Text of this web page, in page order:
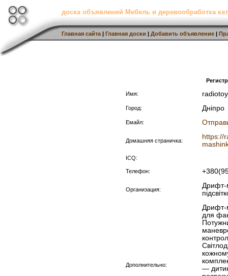
доска объявлений Мебель и деревообработка
Главная сайта | Главная доски | Добавить объявление |
Имя:
Город: Дніпро
Емайл:
Домашняя страничка:
https://
ICQ:
Телефон:
Организация:
Дрифт-
Дополнительно:
Дрифт-
для
—